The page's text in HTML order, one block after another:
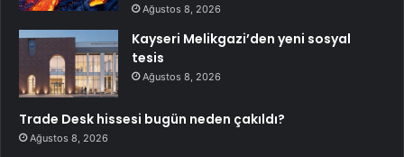
Ağustos 8, 2026
Kayseri Melikgazi’den yeni sosyal
tesis
Ağustos 8, 2026
Trade Desk hissesi bugün neden çakıldı?
Ağustos 8, 2026